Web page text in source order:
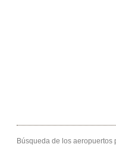
Búsqueda de los aeropuertos